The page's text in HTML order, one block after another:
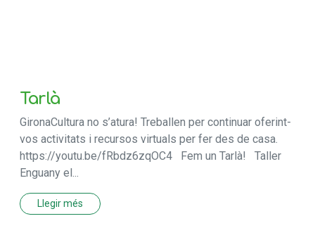
Tarlà
GironaCultura no s’atura! Treballen per continuar oferint-
vos activitats i recursos virtuals per fer des de casa.
https://youtu.be/fRbdz6zqOC4 Fem un Tarlà! Taller
Enguany el...
Llegir més